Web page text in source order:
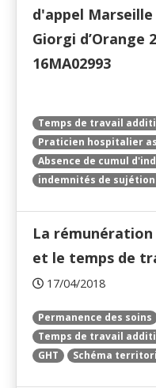
d'appel
Giorgi d’Orange
16MA02993
Temps de travail
Praticien hospitalier
Absence de cumul
indemnités de
La
et le temps de
17/04/2018
Permanence des soins
Temps de travail
GHT
Schéma